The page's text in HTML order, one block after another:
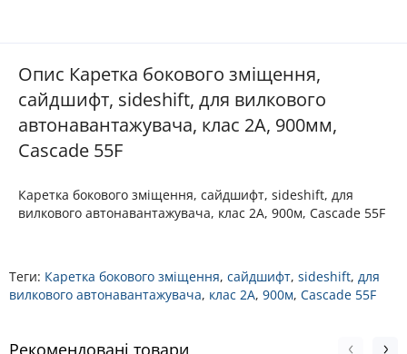
Опис Каретка бокового зміщення,
сайдшифт, sideshift, для вилкового
автонавантажувача, клас 2А, 900мм,
Cascade 55F
Каретка бокового зміщення, сайдшифт, sideshift, для
вилкового автонавантажувача, клас 2А, 900м, Cascade 55F
Теги: Каретка бокового зміщення, сайдшифт, sideshift, для
вилкового автонавантажувача, клас 2А, 900м, Cascade 55F
Рекомендовані товари